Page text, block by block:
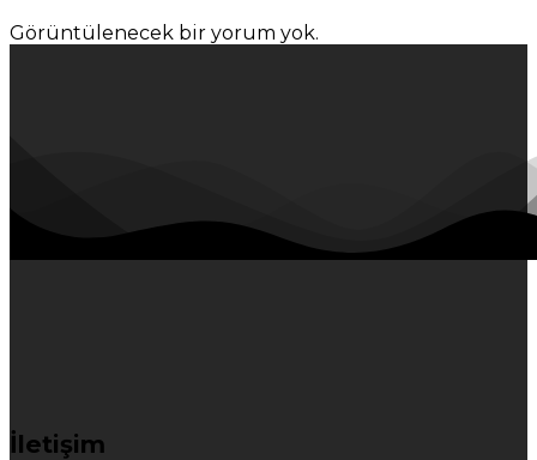
Görüntülenecek bir yorum yok.
İletişim